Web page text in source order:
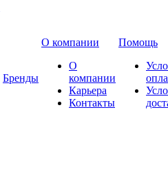
Бренды
О компании
О
компании
Карьера
Контакты
Помощь